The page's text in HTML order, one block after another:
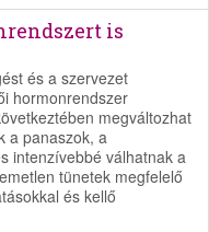
is
és a szervezet
hormonrendszer
megváltozhat
a panaszok, a
intenzívebbé válhatnak a
tünetek megfelelő
és kellő